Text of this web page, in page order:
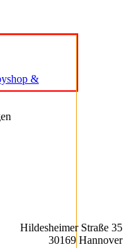
&
Hildesheimer Straße 35
30169 Hannover